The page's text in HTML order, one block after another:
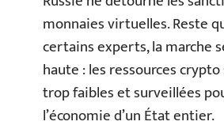
monnaies virtuelles. Reste
certains experts, la marche
haute : les ressources
trop faibles et surveillées
l’économie d’un État entier.